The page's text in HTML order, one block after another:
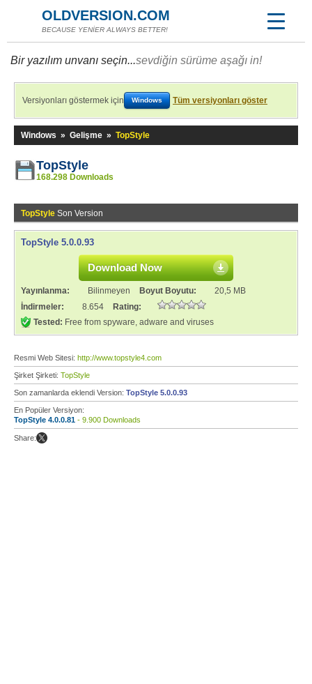
OLDVERSION.COM
BECAUSE YENİER ALWAYS BETTER!
Bir yazılım unvanı seçin...sevdiğin sürüme aşağı in!
Versiyonları göstermek için Windows Tüm versiyonları göster
Windows » Gelişme » TopStyle
TopStyle
168.298 Downloads
TopStyle Son Version
TopStyle 5.0.0.93
Download Now
Yayınlanma: Bilinmeyen Boyut Boyutu:
20,5 MB
İndirmeler:
8.654
Rating:
Tested: Free from spyware, adware and viruses
Resmi Web Sitesi: http://www.topstyle4.com
Şirket Şirketi: TopStyle
Son zamanlarda eklendi Version: TopStyle 5.0.0.93
En Popüler Versiyon:
TopStyle 4.0.0.81 - 9.900 Downloads
Share: